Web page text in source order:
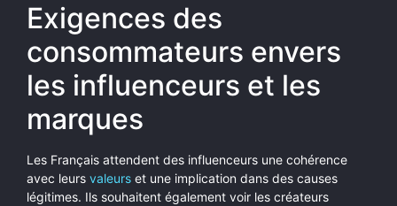
Exigences des
consommateurs envers
les influenceurs et les
marques
Les Français attendent des influenceurs une cohérence
avec leurs valeurs et une implication dans des causes
légitimes. Ils souhaitent également voir les créateurs